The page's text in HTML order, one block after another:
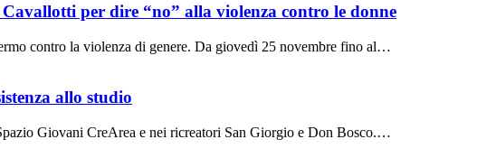
per dire “no” alla violenza contro le donne
contro la violenza di genere. Da giovedì 25 novembre fino al…
allo studio
Giovani CreArea e nei ricreatori San Giorgio e Don Bosco.…